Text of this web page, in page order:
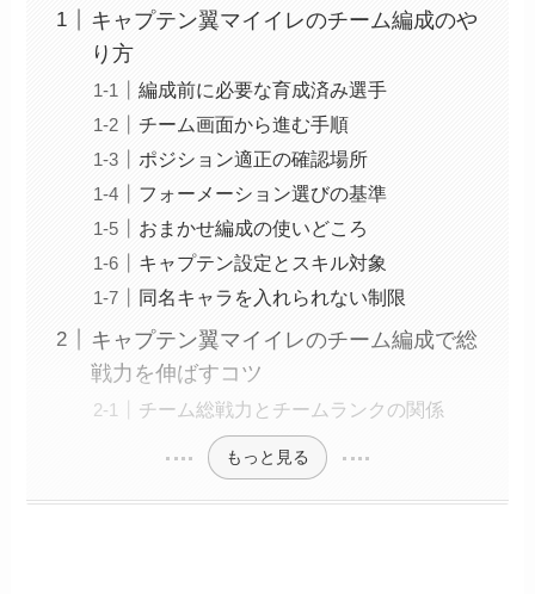
キャプテン翼マイイレのチーム編成のや
り方
編成前に必要な育成済み選手
チーム画面から進む手順
ポジション適正の確認場所
フォーメーション選びの基準
おまかせ編成の使いどころ
キャプテン設定とスキル対象
同名キャラを入れられない制限
キャプテン翼マイイレのチーム編成で総
戦力を伸ばすコツ
チーム総戦力とチームランクの関係
もっと見る